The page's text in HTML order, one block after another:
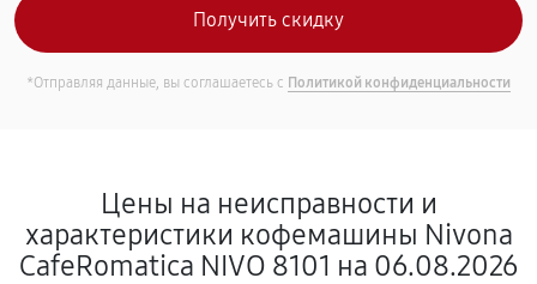
*Отправляя данные, вы соглашаетесь с Политикой конфиденциальности
Цены на неисправности и
характеристики кофемашины Nivona
CafeRomatica NIVO 8101 на 06.08.2026